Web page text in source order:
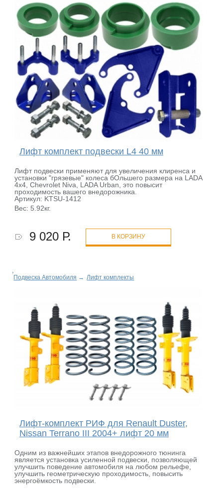
Лифт комплект подвески L4 40 мм
Лифт подвески применяют для увеличения клиренса и
установки "грязевые" колеса бОльшего размера на LADA
4x4, Chevrolet Niva, LADA Urban, это повысит
проходимость вашего внедорожника.
Артикул: KTSU-1412
Вес: 5.92кг.
9 020 Р. В КОРЗИНУ
Подвеска Автомобиля → Лифт комплекты
Лифт-комплект РИФ для Renault Duster,
Nissan Terrano III 2004+ лифт 20 мм
Одним из важнейших этапов внедорожного тюнинга
является установка усиленной подвески, позволяющей
улучшить поведение автомобиля на любом рельефе,
улучшить геометрическую проходимость, повысить
энергоёмкость подвески.